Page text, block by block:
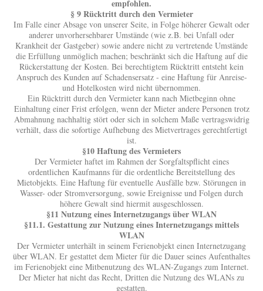
empfohlen.
§ 9 Rücktritt durch den Vermieter
Im Falle einer Absage von unserer Seite, in Folge höherer Gewalt oder
anderer unvorhersehbarer Umstände (wie z.B. bei Unfall oder
Krankheit der Gastgeber) sowie andere nicht zu vertretende Umstände
die Erfüllung unmöglich machen; beschränkt sich die Haftung auf die
Rückerstattung der Kosten. Bei berechtigtem Rücktritt entsteht kein
Anspruch des Kunden auf Schadensersatz - eine Haftung für Anreise-
und Hotelkosten wird nicht übernommen.
Ein Rücktritt durch den Vermieter kann nach Mietbeginn ohne
Einhaltung einer Frist erfolgen, wenn der Mieter andere Personen trotz
Abmahnung nachhaltig stört oder sich in solchem Maße vertragswidrig
verhält, dass die sofortige Aufhebung des Mietvertrages gerechtfertigt
ist.
§10 Haftung des Vermieters
Der Vermieter haftet im Rahmen der Sorgfaltspflicht eines
ordentlichen Kaufmanns für die ordentliche Bereitstellung des
Mietobjekts. Eine Haftung für eventuelle Ausfälle bzw. Störungen in
Wasser- oder Stromversorgung, sowie Ereignisse und Folgen durch
höhere Gewalt sind hiermit ausgeschlossen.
§11 Nutzung eines Internetzugangs über WLAN
§11.1. Gestattung zur Nutzung eines Internetzugangs mittels
WLAN
Der Vermieter unterhält in seinem Ferienobjekt einen Internetzugang
über WLAN. Er gestattet dem Mieter für die Dauer seines Aufenthaltes
im Ferienobjekt eine Mitbenutzung des WLAN-Zugangs zum Internet.
Der Mieter hat nicht das Recht, Dritten die Nutzung des WLANs zu
gestatten.